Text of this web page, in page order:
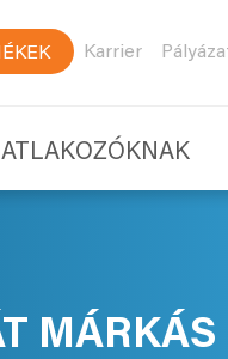
Karrier
MÁRKÁS